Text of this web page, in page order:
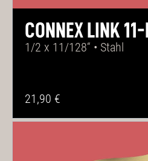
CONNEX LINK
1/2 x 11/128“ • Stahl
21,90 €